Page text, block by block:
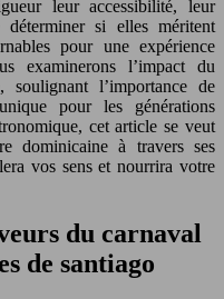
leur accessibilité, leur
si elles méritent
pour une expérience
examinerons l’impact du
l’importance de
pour les générations
cet article se veut
dominicaine à travers ses
vos sens et nourrira votre
du carnaval
de santiago